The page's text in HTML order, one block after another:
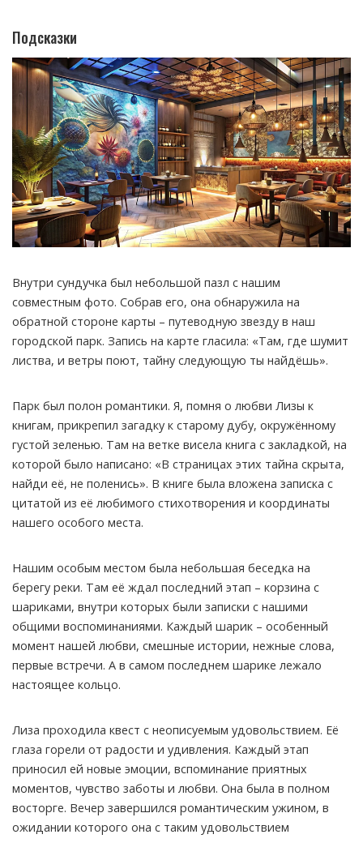
Подсказки
Внутри сундучка был небольшой пазл с нашим
совместным фото. Собрав его, она обнаружила на
обратной стороне карты – путеводную звезду в наш
городской парк. Запись на карте гласила: «Там, где шумит
листва, и ветры поют, тайну следующую ты найдёшь».
Парк был полон романтики. Я, помня о любви Лизы к
книгам, прикрепил загадку к старому дубу, окружённому
густой зеленью. Там на ветке висела книга с закладкой, на
которой было написано: «В страницах этих тайна скрыта,
найди её, не поленись». В книге была вложена записка с
цитатой из её любимого стихотворения и координаты
нашего особого места.
Нашим особым местом была небольшая беседка на
берегу реки. Там её ждал последний этап – корзина с
шариками, внутри которых были записки с нашими
общими воспоминаниями. Каждый шарик – особенный
момент нашей любви, смешные истории, нежные слова,
первые встречи. А в самом последнем шарике лежало
настоящее кольцо.
Лиза проходила квест с неописуемым удовольствием. Её
глаза горели от радости и удивления. Каждый этап
приносил ей новые эмоции, вспоминание приятных
моментов, чувство заботы и любви. Она была в полном
восторге. Вечер завершился романтическим ужином, в
ожидании которого она с таким удовольствием